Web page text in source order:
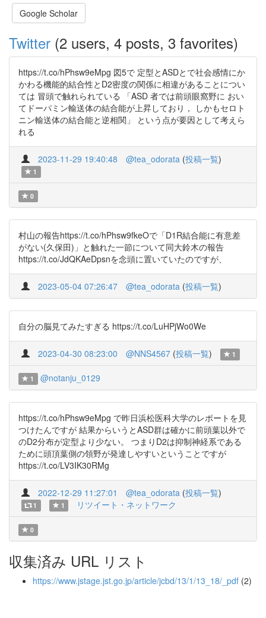
Google Scholar
Twitter (2 users, 4 posts, 3 favorites)
https://t.co/hPhsw9eMpg 図5で 定型とASDとで社会感情にか
かわる機能的結合性とD2密度の関係に相違があることについ
ては 冒頭で触れられている 「ASD 者では前頭眼窩野に おい
てドーパミン輸送体の結合能が上昇しており， しかもセロト
ニン輸送体の結合能と逆相関」 という点が要因として考えら
れる
2023-11-29 19:40:48 @tea_odorata (投稿一覧)
1
0
村山の報告https://t.co/hPhsw9fkeOで「D1R結合能に有意差
がない(久保田)」と触れた一節について同大鈴木の報告
https://t.co/JdQKAeDpsnを念頭に置いていたのですが、
2023-05-04 07:26:47 @tea_odorata (投稿一覧)
自分の脳見てみたすぎる https://t.co/LuHPjWo0We
2023-04-30 08:23:00 @NNS4567 (投稿一覧) 1
1 @notanju_0129
https://t.co/hPhsw9eMpg で昨日浜松医科大学のレポートを見
つけたんですが 結果からいうとASD群は確かに前頭葉以外で
のD2分布が定型より少ない。 つまりD2は抑制神経系である
ために頭頂葉側の領野が発達しやすいということですが
https://t.co/LV3IK30RMg
2022-12-29 11:27:01 @tea_odorata (投稿一覧)
1 1 リツイート・ネットワーク
0
収集済み URL リスト
https://www.jstage.jst.go.jp/article/jcbd/13/1/13_18/_pdf (2)